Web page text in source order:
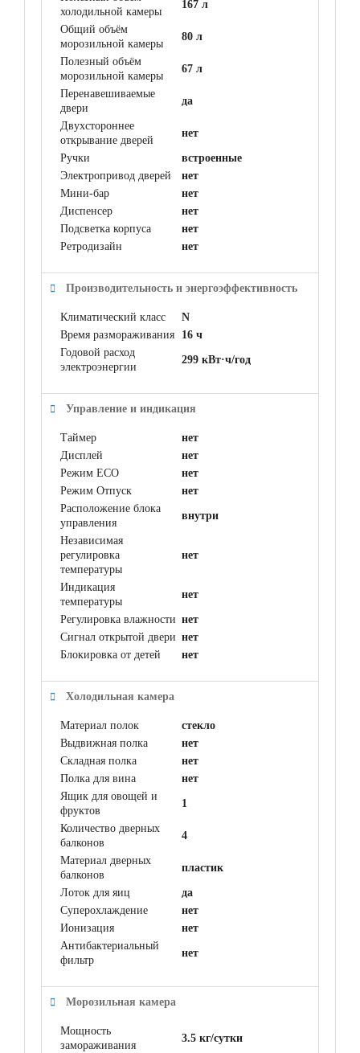
холодильной камеры
167 л
Общий объём
морозильной камеры
80 л
Полезный объём
морозильной камеры
67 л
Перенавешиваемые
двери
да
Двухстороннее
открывание дверей
нет
Ручки
встроенные
Электропривод дверей
нет
Мини-бар
нет
Диспенсер
нет
Подсветка корпуса
нет
Ретродизайн
нет
Производительность и энергоэффективность
Климатический класс
N
Время размораживания
16 ч
Годовой расход
электроэнергии
299 кВт·ч/год
Управление и индикация
Таймер
нет
Дисплей
нет
Режим ECO
нет
Режим Отпуск
нет
Расположение блока
управления
внутри
Независимая
регулировка
температуры
нет
Индикация
температуры
нет
Регулировка влажности нет
Сигнал открытой двери нет
Блокировка от детей
нет
Холодильная камера
Материал полок
стекло
Выдвижная полка
нет
Складная полка
нет
Полка для вина
нет
Ящик для овощей и
фруктов
1
Количество дверных
балконов
4
Материал дверных
балконов
пластик
Лоток для яиц
да
Суперохлаждение
нет
Ионизация
нет
Антибактериальный
фильтр
нет
Морозильная камера
Мощность
замораживания
3.5 кг/сутки